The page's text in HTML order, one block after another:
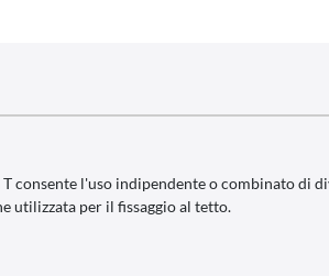
consente l'uso indipendente o combinato di
utilizzata per il fissaggio al tetto.